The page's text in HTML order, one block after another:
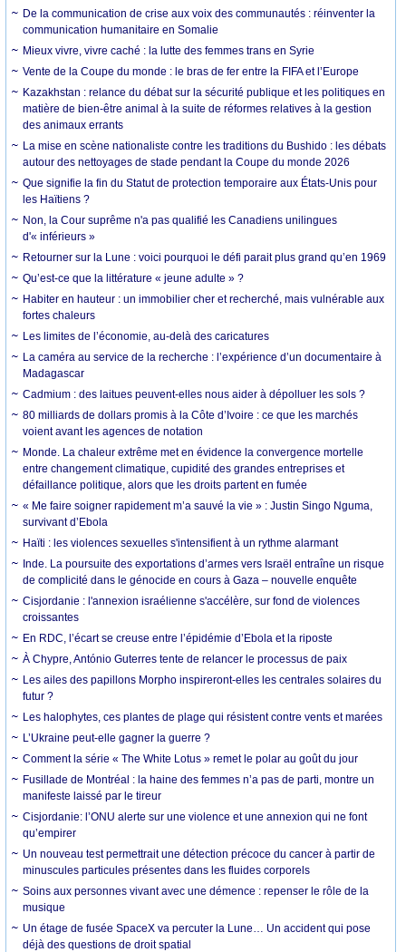
De la communication de crise aux voix des communautés : réinventer la
communication humanitaire en Somalie
Mieux vivre, vivre caché : la lutte des femmes trans en Syrie
Vente de la Coupe du monde : le bras de fer entre la FIFA et l’Europe
Kazakhstan : relance du débat sur la sécurité publique et les politiques en
matière de bien-être animal à la suite de réformes relatives à la gestion
des animaux errants
La mise en scène nationaliste contre les traditions du Bushido : les débats
autour des nettoyages de stade pendant la Coupe du monde 2026
Que signifie la fin du Statut de protection temporaire aux États-Unis pour
les Haïtiens ?
Non, la Cour suprême n'a pas qualifié les Canadiens unilingues
d'« inférieurs »
Retourner sur la Lune : voici pourquoi le défi parait plus grand qu’en 1969
Qu’est-ce que la littérature « jeune adulte » ?
Habiter en hauteur : un immobilier cher et recherché, mais vulnérable aux
fortes chaleurs
Les limites de l’économie, au-delà des caricatures
La caméra au service de la recherche : l’expérience d’un documentaire à
Madagascar
Cadmium : des laitues peuvent-elles nous aider à dépolluer les sols ?
80 milliards de dollars promis à la Côte d’Ivoire : ce que les marchés
voient avant les agences de notation
Monde. La chaleur extrême met en évidence la convergence mortelle
entre changement climatique, cupidité des grandes entreprises et
défaillance politique, alors que les droits partent en fumée
« Me faire soigner rapidement m’a sauvé la vie » : Justin Singo Nguma,
survivant d’Ebola
Haïti : les violences sexuelles s'intensifient à un rythme alarmant
Inde. La poursuite des exportations d’armes vers Israël entraîne un risque
de complicité dans le génocide en cours à Gaza – nouvelle enquête
Cisjordanie : l'annexion israélienne s'accélère, sur fond de violences
croissantes
En RDC, l’écart se creuse entre l’épidémie d’Ebola et la riposte
À Chypre, António Guterres tente de relancer le processus de paix
Les ailes des papillons Morpho inspireront-elles les centrales solaires du
futur ?
Les halophytes, ces plantes de plage qui résistent contre vents et marées
L’Ukraine peut-elle gagner la guerre ?
Comment la série « The White Lotus » remet le polar au goût du jour
Fusillade de Montréal : la haine des femmes n’a pas de parti, montre un
manifeste laissé par le tireur
Cisjordanie: l’ONU alerte sur une violence et une annexion qui ne font
qu’empirer
Un nouveau test permettrait une détection précoce du cancer à partir de
minuscules particules présentes dans les fluides corporels
Soins aux personnes vivant avec une démence : repenser le rôle de la
musique
Un étage de fusée SpaceX va percuter la Lune… Un accident qui pose
déjà des questions de droit spatial